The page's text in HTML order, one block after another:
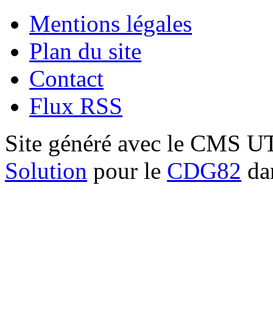
Mentions légales
Plan du site
Contact
Flux RSS
Site généré avec le CMS
Solution pour le CDG82